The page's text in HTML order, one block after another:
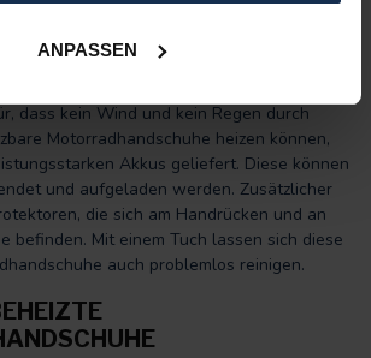
ANPASSEN
einstellen. Beheizbare
sind zudem mit Protektoren ausgestatte,
dass kein Wind und kein Regen durch
Motorradhandschuhe heizen können,
Akkus geliefert. Diese können
und aufgeladen werden. Zusätzlicher
die sich am Handrücken und an
befinden. Mit einem Tuch lassen sich diese
auch problemlos reinigen.